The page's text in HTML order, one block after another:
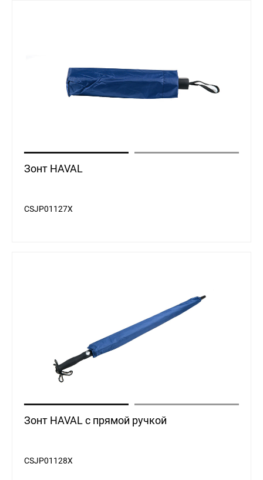
Зонт HAVAL
CSJP01127X
Зонт HAVAL с прямой ручкой
CSJP01128X